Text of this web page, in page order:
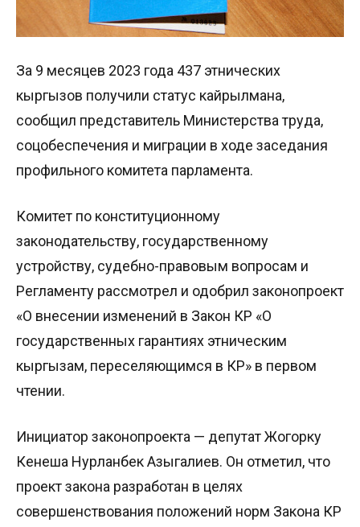
За 9 месяцев 2023 года 437 этнических
кыргызов получили статус кайрылмана,
сообщил представитель Министерства труда,
соцобеспечения и миграции в ходе заседания
профильного комитета парламента.
Комитет по конституционному
законодательству, государственному
устройству, судебно-правовым вопросам и
Регламенту рассмотрел и одобрил законопроект
«О внесении изменений в Закон КР «О
государственных гарантиях этническим
кыргызам, переселяющимся в КР» в первом
чтении.
Инициатор законопроекта — депутат Жогорку
Кенеша Нурланбек Азыгалиев. Он отметил, что
проект закона разработан в целях
совершенствования положений норм Закона КР